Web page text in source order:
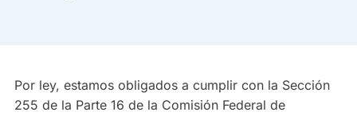
Por ley, estamos obligados a cumplir con la Sección
255 de la Parte 16 de la Comisión Federal de